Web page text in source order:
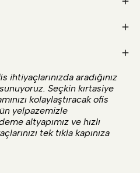
ihtiyaçlarınızda aradığınız
Seçkin kırtasiye
kolaylaştıracak ofis
yelpazemizle
altyapımız ve hızlı
tek tıkla kapınıza